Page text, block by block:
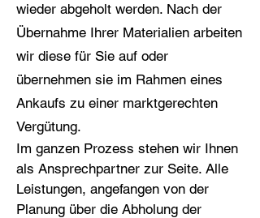
wieder abgeholt werden. Nach der
Übernahme Ihrer Materialien arbeiten
wir diese für Sie auf oder
übernehmen sie im Rahmen eines
Ankaufs zu einer marktgerechten
Vergütung.
Im ganzen Prozess stehen wir Ihnen
als Ansprechpartner zur Seite. Alle
Leistungen, angefangen von der
Planung über die Abholung der